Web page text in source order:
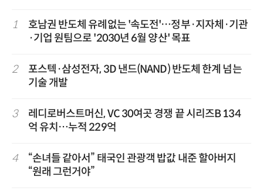
1
호남권 반도체 유례없는 '속도전'…정부·지자체·기관
·기업 원팀으로 '2030년 6월 양산' 목표
2
포스텍·삼성전자, 3D 낸드(NAND) 반도체 한계 넘는
기술 개발
3
레디로버스트머신, VC 30여곳 경쟁 끝 시리즈B 134
억 유치…누적 229억
4
“손녀들 같아서” 태국인 관광객 밥값 내준 할아버지
“원래 그런거야”